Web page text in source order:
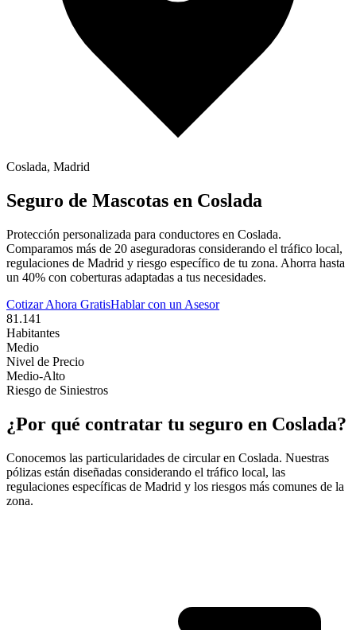
Coslada, Madrid
Seguro de Mascotas en Coslada
Protección personalizada para conductores en Coslada.
Comparamos más de 20 aseguradoras considerando el tráfico local,
regulaciones de Madrid y riesgo específico de tu zona. Ahorra hasta
un 40% con coberturas adaptadas a tus necesidades.
Cotizar Ahora GratisHablar con un Asesor
81.141
Habitantes
Medio
Nivel de Precio
Medio-Alto
Riesgo de Siniestros
¿Por qué contratar tu seguro en Coslada?
Conocemos las particularidades de circular en Coslada. Nuestras
pólizas están diseñadas considerando el tráfico local, las
regulaciones específicas de Madrid y los riesgos más comunes de la
zona.